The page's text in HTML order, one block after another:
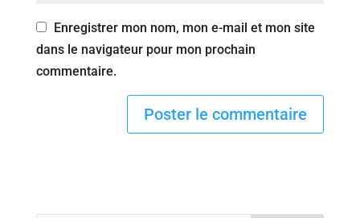
Enregistrer mon nom, mon e-mail et mon site
dans le navigateur pour mon prochain
commentaire.